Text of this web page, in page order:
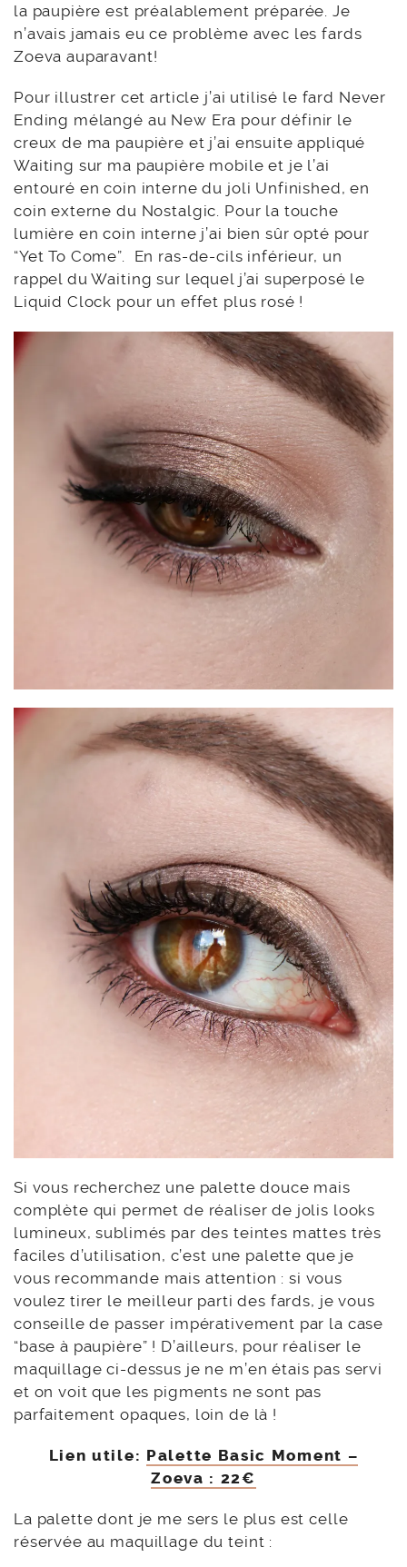
la paupière est préalablement préparée. Je
n’avais jamais eu ce problème avec les fards
Zoeva auparavant!
Pour illustrer cet article j’ai utilisé le fard Never
Ending mélangé au New Era pour définir le
creux de ma paupière et j’ai ensuite appliqué
Waiting sur ma paupière mobile et je l’ai
entouré en coin interne du joli Unfinished, en
coin externe du Nostalgic. Pour la touche
lumière en coin interne j’ai bien sûr opté pour
“Yet To Come”. En ras-de-cils inférieur, un
rappel du Waiting sur lequel j’ai superposé le
Liquid Clock pour un effet plus rosé !
Si vous recherchez une palette douce mais
complète qui permet de réaliser de jolis looks
lumineux, sublimés par des teintes mattes très
faciles d’utilisation, c’est une palette que je
vous recommande mais attention : si vous
voulez tirer le meilleur parti des fards, je vous
conseille de passer impérativement par la case
“base à paupière” ! D’ailleurs, pour réaliser le
maquillage ci-dessus je ne m’en étais pas servi
et on voit que les pigments ne sont pas
parfaitement opaques, loin de là !
Lien utile: Palette Basic Moment –
Zoeva : 22€
La palette dont je me sers le plus est celle
réservée au maquillage du teint :